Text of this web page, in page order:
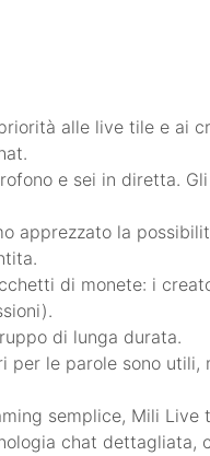
alle live tile e ai
e sei in diretta.
apprezzato la
di monete: i
di lunga durata.
le parole sono utili,
semplice, Mili
chat dettagliata,